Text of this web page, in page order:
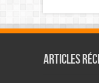
Articles